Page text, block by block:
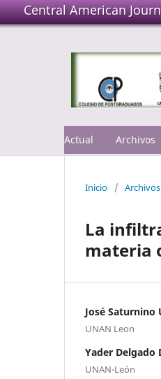
Central American
Actual Archivos
Inicio / Archivos
La
materia
José Saturnino
UNAN Leon
Yader Delgado
UNAN-León